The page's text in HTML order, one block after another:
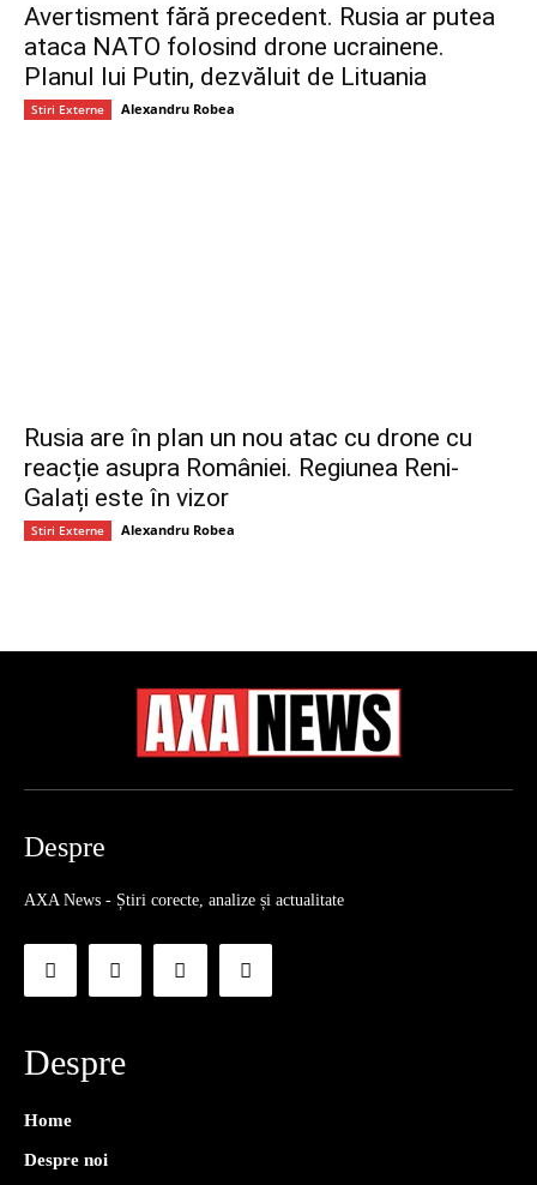
Avertisment fără precedent. Rusia ar putea
ataca NATO folosind drone ucrainene.
Planul lui Putin, dezvăluit de Lituania
Stiri Externe Alexandru Robea
Rusia are în plan un nou atac cu drone cu
reacție asupra României. Regiunea Reni-
Galați este în vizor
Stiri Externe Alexandru Robea
Despre
AXA News - Știri corecte, analize și actualitate
Despre
Home
Despre noi